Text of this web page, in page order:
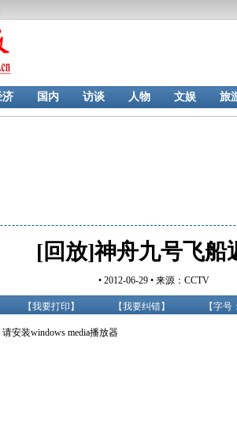
济 国内 访谈 人物 文娱 旅
[回放]神舟九号飞船
• 2012-06-29 • 来源：CCTV
【我要打印 】 【我要纠错】 【字号：
请安装windows media播放器